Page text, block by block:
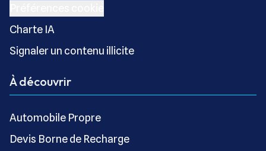
Charte IA
Signaler un contenu illicite
À découvrir
Automobile Propre
Devis Borne de Recharge